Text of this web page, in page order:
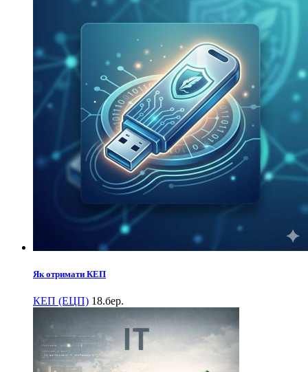
Як отримати КЕП
КЕП (ЕЦП) 18.бер.